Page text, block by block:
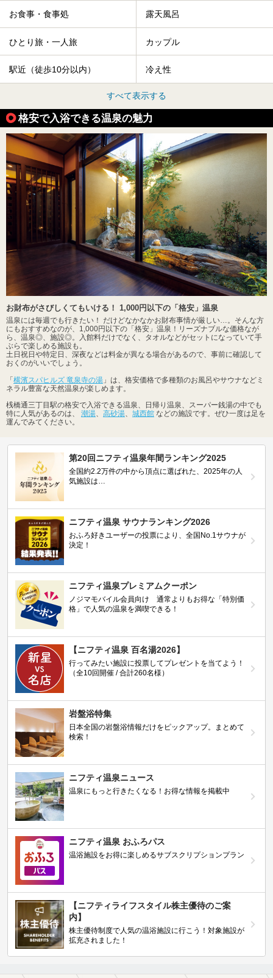
お食事・食事処 露天風呂
ひとり旅・一人旅 カップル
駅近（徒歩10分以内） 冷え性
すべて表示する
格安で入浴できる温泉の魅力
お財布がさびしくてもいける！ 1,000円以下の「格安」温泉
温泉には毎週でも行きたい！ だけどなかなかお財布事情が厳しい…。そんな方
にもおすすめなのが、1,000円以下の「格安」温泉！リーズナブルな価格なが
ら、温泉◎、施設◎。入館料だけでなく、タオルなどがセットになっていて手
ぶらで楽しめる施設も。
土日祝日や特定日、深夜などは料金が異なる場合があるので、事前に確認して
おくのがいいでしょう。
「 横濱スパヒルズ 竜泉寺の湯 」は、格安価格で多種類のお風呂やサウナなどミ
ネラル豊富な天然温泉が楽しめます。
桟橋通三丁目駅の格安で入浴できる温泉、日帰り温泉、スーパー銭湯の中でも
特に人気があるのは、 潮湯、 高砂湯、 城西館 などの施設です。ぜひ一度は足を
運んでみてください。
第20回ニフティ温泉年間ランキング2025
全国約2.2万件の中から頂点に選ばれた、2025年の人
気施設は…
ニフティ温泉 サウナランキング2026
おふろ好きユーザーの投票により、全国No.1サウナが
決定！
ニフティ温泉プレミアムクーポン
ノジマモバイル会員向け 通常よりもお得な「特別価
格」で人気の温泉を満喫できる！
【ニフティ温泉 百名湯2026】
行ってみたい施設に投票してプレゼントを当てよう！
（全10回開催 / 合計260名様）
岩盤浴特集
日本全国の岩盤浴情報だけをピックアップ。まとめて
検索！
ニフティ温泉ニュース
温泉にもっと行きたくなる！お得な情報を掲載中
ニフティ温泉 おふろパス
温浴施設をお得に楽しめるサブスクリプションプラン
【ニフティライフスタイル株主優待のご案
内】
株主優待制度で人気の温浴施設に行こう！対象施設が
拡充されました！